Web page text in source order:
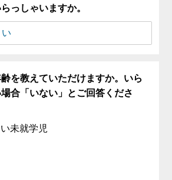
っしゃいますか。
を教えていただけますか。いら
合「いない」とご回答くださ
未就学児